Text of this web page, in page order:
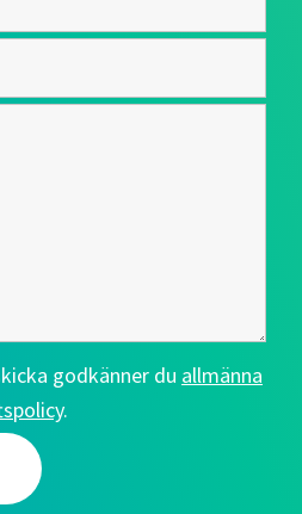
godkänner du allmänna
.